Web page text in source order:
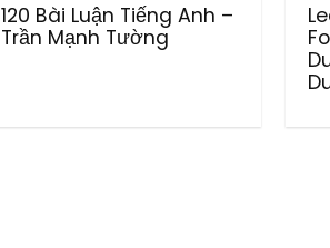
120 Bài Luận Tiếng Anh –
Trần Mạnh Tường